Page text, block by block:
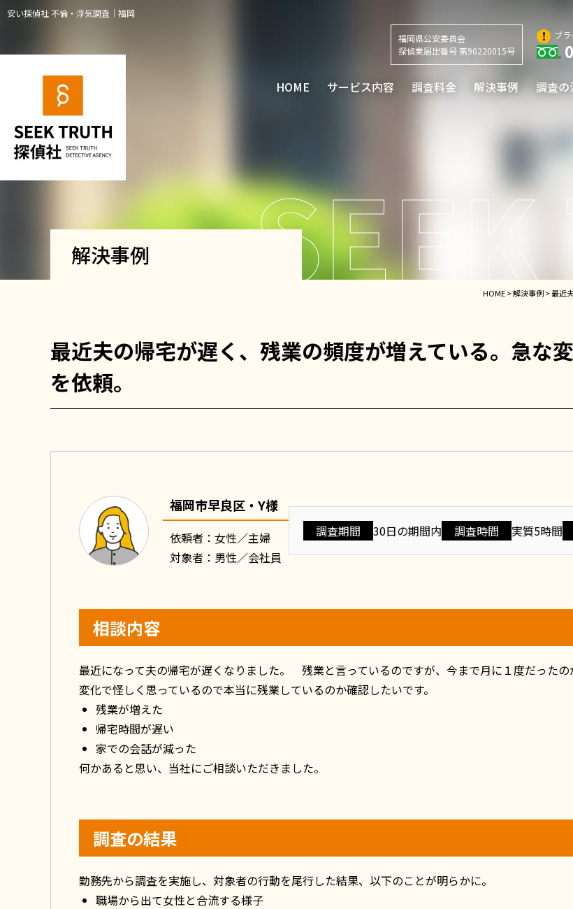
安い探偵社 不倫・浮気調査｜福岡
福岡県公安委員会
探偵業届出番号 第90220015号
プ
HOME サービス内容 調査料金 解決事例 調査の
解決事例
HOME>解決事例>最近
最近夫の帰宅が遅く、残業の頻度が増えている。急な
を依頼。
福岡市早良区・Y様
依頼者：女性／主婦
対象者：男性／会社員
調査期間 30日の期間内 調査時間 実質5時間
相談内容
最近になって夫の帰宅が遅くなりました。 残業と言っているのですが、今まで月に１度だった
変化で怪しく思っているので本当に残業しているのか確認したいです。
残業が増えた
帰宅時間が遅い
家での会話が減った
何かあると思い、当社にご相談いただきました。
調査の結果
勤務先から調査を実施し、対象者の行動を尾行した結果、以下のことが明らかに。
職場から出て女性と合流する様子